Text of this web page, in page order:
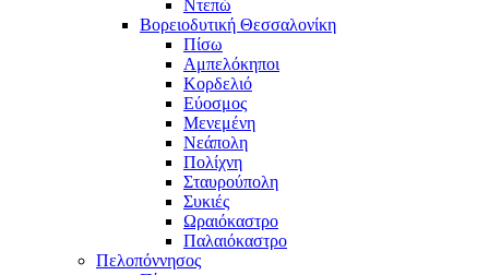
Ντεπώ
Βορειοδυτική Θεσσαλονίκη
Πίσω
Αμπελόκηποι
Κορδελιό
Εύοσμος
Μενεμένη
Νεάπολη
Πολίχνη
Σταυρούπολη
Συκιές
Ωραιόκαστρο
Παλαιόκαστρο
Πελοπόννησος